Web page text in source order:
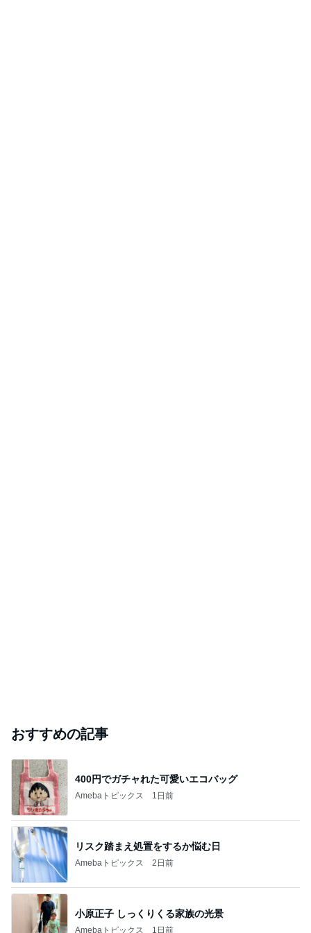
おすすめの記事
400円でガチャれた可愛いエコバッグ
Amebaトピックス 1日前
リスク踏まえ処置をするか悩む日
Amebaトピックス 2日前
小原正子 しっくりくる家族の光景
Amebaトピックス 1日前